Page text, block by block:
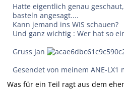
Hatte eigentlich genau
basteln angesagt....
Kann jemand ins WIS schauen?
Und ganz wichtig : Wer hat so
Gruss Jan
Gesendet von meinem ANE-LX1
Was für ein Teil ragt aus dem